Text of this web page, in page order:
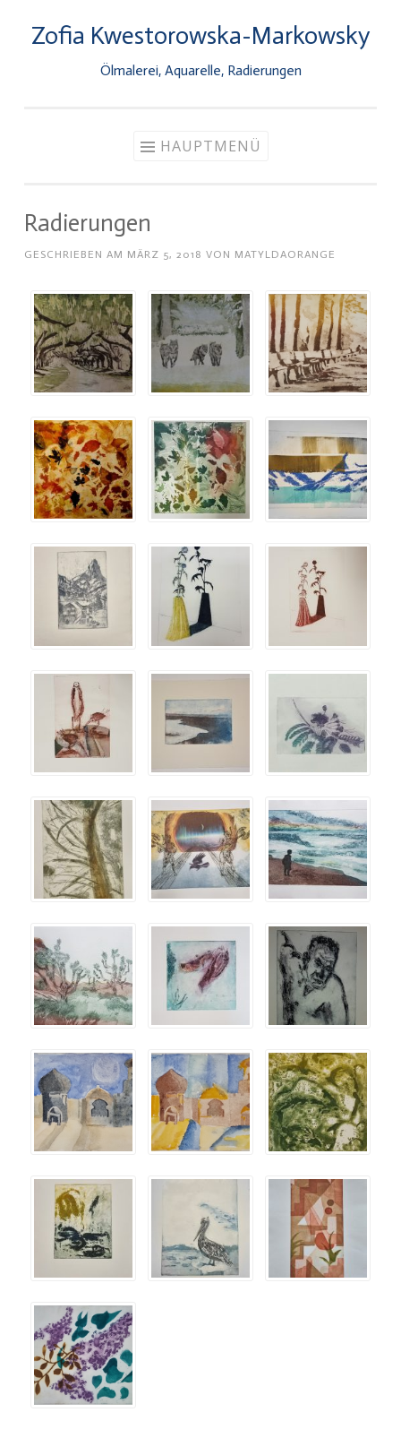
Zum
Zofia Kwestorowska-Markowsky
Ölmalerei, Aquarelle, Radierungen
HAUPTMENÜ
Radierungen
GESCHRIEBEN AM MÄRZ 5, 2018 VON MATYLDAORANGE